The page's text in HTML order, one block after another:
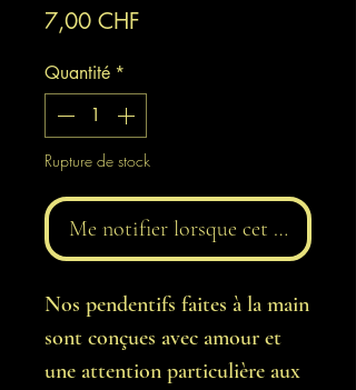
7,00 CHF
Quantité *
Rupture de stock
Me notifier lorsque cet article est
Nos pendentifs faites à la main
sont conçues avec amour et
une attention particulière aux